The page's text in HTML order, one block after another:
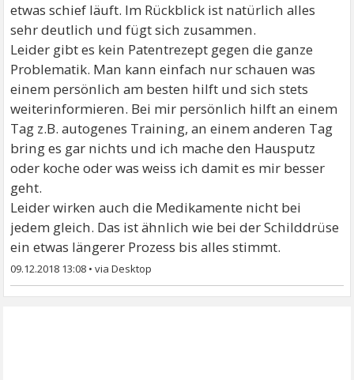
etwas schief läuft. Im Rückblick ist natürlich alles
sehr deutlich und fügt sich zusammen.
Leider gibt es kein Patentrezept gegen die ganze
Problematik. Man kann einfach nur schauen was
einem persönlich am besten hilft und sich stets
weiterinformieren. Bei mir persönlich hilft an einem
Tag z.B. autogenes Training, an einem anderen Tag
bring es gar nichts und ich mache den Hausputz
oder koche oder was weiss ich damit es mir besser
geht.
Leider wirken auch die Medikamente nicht bei
jedem gleich. Das ist ähnlich wie bei der Schilddrüse
ein etwas längerer Prozess bis alles stimmt.
09.12.2018 13:08 •